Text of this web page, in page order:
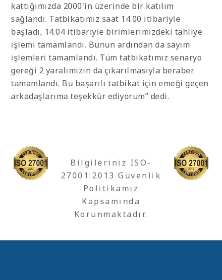
kattığımızda 2000'in üzerinde bir katılım
sağlandı. Tatbikatımız saat 14.00 itibariyle
başladı, 14.04 itibariyle birimlerimizdeki tahliye
işlemi tamamlandı. Bunun ardından da sayım
işlemleri tamamlandı. Tüm tatbikatımız senaryo
gereği 2 yaralımızın da çıkarılmasıyla beraber
tamamlandı. Bu başarılı tatbikat için emeği geçen
arkadaşlarıma teşekkür ediyorum” dedi.
Bilgileriniz ISO-
27001:2013 Güvenlik
Politikamız
Kapsamında
Korunmaktadır.